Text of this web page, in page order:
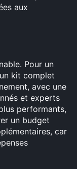
aux
Pour un
kit complet
avec une
et experts
performants,
un budget
car